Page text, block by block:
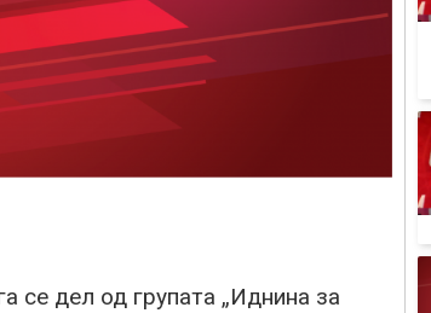
се дел од групата „Иднина за